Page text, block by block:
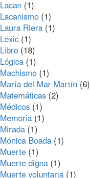
Lacan (1)
Lacanismo (1)
Laura Riera (1)
Léxic (1)
Libro (18)
Lógica (1)
Machismo (1)
María del Mar Martín (6)
Matemáticas (2)
Médicos (1)
Memoria (1)
Mirada (1)
Mónica Boada (1)
Muerte (1)
Muerte digna (1)
Muerte voluntaria (1)